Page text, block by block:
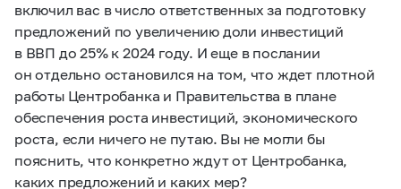
включил вас в число ответственных за подготовку
предложений по увеличению доли инвестиций
в ВВП до 25% к 2024 году. И еще в послании
он отдельно остановился на том, что ждет плотной
работы Центробанка и Правительства в плане
обеспечения роста инвестиций, экономического
роста, если ничего не путаю. Вы не могли бы
пояснить, что конкретно ждут от Центробанка,
каких предложений и каких мер?